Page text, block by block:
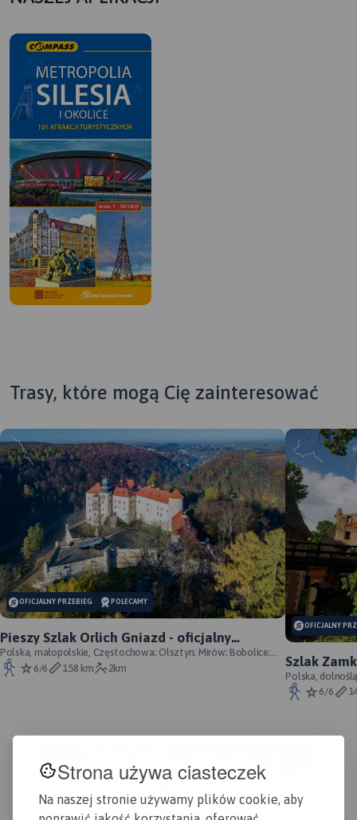
Strona używa ciasteczek
Na naszej stronie używamy plików cookie, aby
MAPA TURYSTYCZNA W
APLIKACJI TRASEO
Trasy, które mogą Cię zainteresować
OFICJALNY PRZEBIEG POLECAMY
Pieszy Szlak Orlich Gniazd - oficjalny
przebieg szlaku
Polska, małopolskie, Częstochowa; Olsztyn; Mirów; Bobolice;
Morsko; Ogrodzieniec; Pilica; Smoleń; By
6/6 158 km 2km
OFICJALNY
Szlak
przebieg
Polska,
Śląskie, powiat
6/6